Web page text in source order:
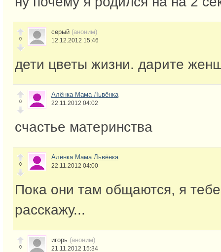
0
серый (аноним)
12.12.2012 15:46
дети цветы жизни. дарите
0
Алёнка Мама Львёнка
22.11.2012 04:02
счастье материнства
0
Алёнка Мама Львёнка
22.11.2012 04:00
Пока они там общаются, я
расскажу...
0
игорь (аноним)
21.11.2012 15:34